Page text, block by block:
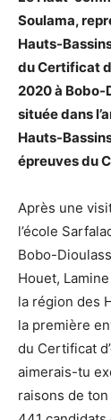
Soulama,
Hauts-
du Certificat
2020 à Bobo-
située dans
Hauts-
épreuves du
Après une
l’école
Bobo-
Houet,
la région des
la première
du Certificat
aimerais-tu
raisons de